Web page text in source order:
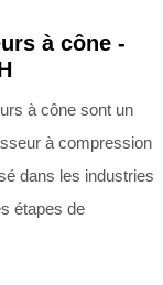
à cône -
à cône sont un
à compression
dans les industries
étapes de